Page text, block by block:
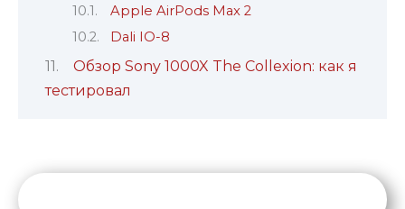
Apple AirPods Max 2
Dali IO-8
Обзор Sony 1000X The Collexion: как я
тестировал